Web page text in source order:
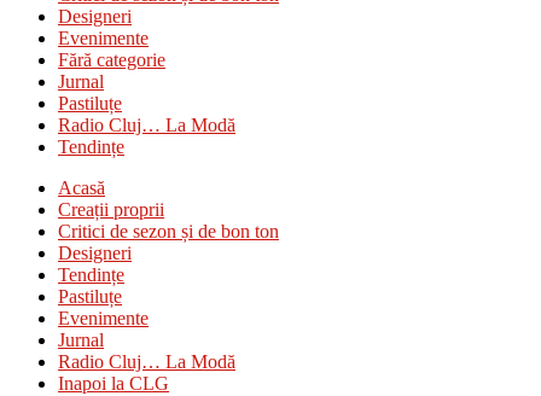
Designeri
Evenimente
Fără categorie
Jurnal
Pastiluțe
Radio Cluj… La Modă
Tendințe
Acasă
Creații proprii
Critici de sezon și de bon ton
Designeri
Tendințe
Pastiluțe
Evenimente
Jurnal
Radio Cluj… La Modă
Inapoi la CLG